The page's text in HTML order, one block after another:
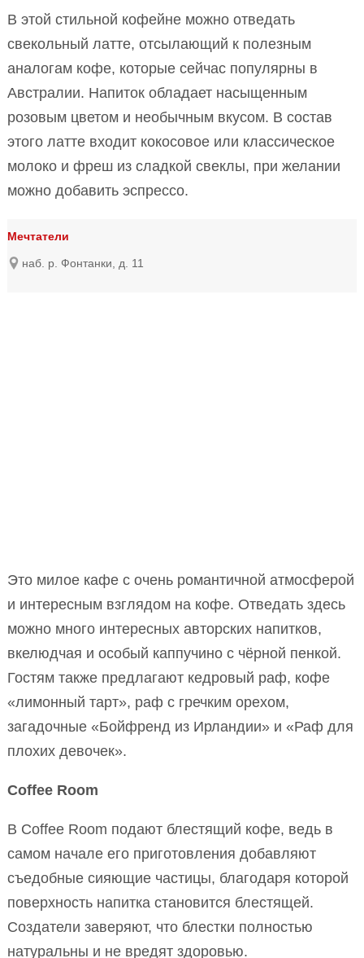
В этой стильной кофейне можно отведать
свекольный латте, отсылающий к полезным
аналогам кофе, которые сейчас популярны в
Австралии. Напиток обладает насыщенным
розовым цветом и необычным вкусом. В состав
этого латте входит кокосовое или классическое
молоко и фреш из сладкой свеклы, при желании
можно добавить эспрессо.
Мечтатели
наб. р. Фонтанки, д. 11
Это милое кафе с очень романтичной атмосферой
и интересным взглядом на кофе. Отведать здесь
можно много интересных авторских напитков,
вкелюдчая и особый каппучино с чёрной пенкой.
Гостям также предлагают кедровый раф, кофе
«лимонный тарт», раф с гречким орехом,
загадочные «Бойфренд из Ирландии» и «Раф для
плохих девочек».
Coffee Room
В Coffee Room подают блестящий кофе, ведь в
самом начале его приготовления добавляют
съедобные сияющие частицы, благодаря которой
поверхность напитка становится блестящей.
Создатели заверяют, что блестки полностью
натуральны и не вредят здоровью.